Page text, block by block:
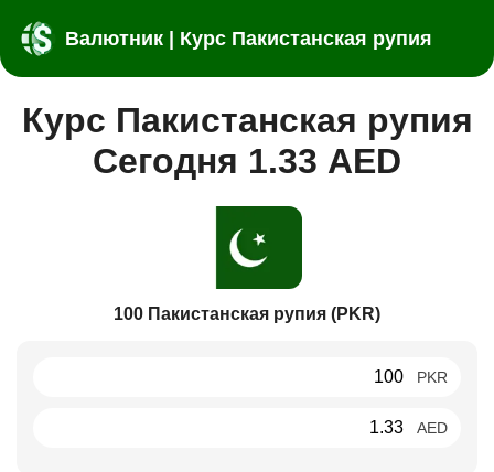
Валютник | Курс Пакистанская рупия
Курс Пакистанская рупия
Сегодня 1.33 AED
100 Пакистанская рупия (PKR)
PKR
AED